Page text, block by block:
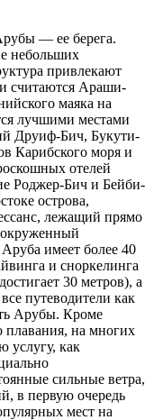
— ее берега.
небольших
привлекают
считаются Араши-
маяка на
лучшими местами
Друиф-Бич, Букути-
Карибского моря и
отелей
Роджер-Бич и Бейби-
острова,
лежащий прямо
окруженный
имеет более 40
и сноркелинга
30 метров), а
путеводители как
Арубы. Кроме
плавания, на многих
услугу, как
сильные ветра,
в первую очередь
мест на